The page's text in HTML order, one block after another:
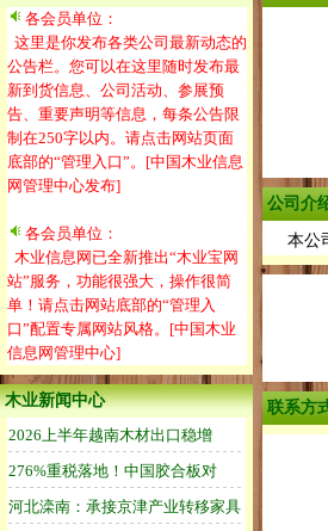
各会员单位：
这里是你发布各类公司最新动态的
公告栏。您可以在这里随时发布最
新到货信息、公司活动、参展预
告、重要声明等信息，每条公告限
制在250字以内。请点击网站页面
底部的“管理入口”。[中国木业信息
网管理中心发布]
各会员单位：
木业信息网已全新推出“木业宝网
站”服务，功能很强大，操作很简
单！请点击网站底部的“管理入
口”配置专属网站风格。[中国木业
信息网管理中心]
木业新闻中心
公司介
本公
联系方